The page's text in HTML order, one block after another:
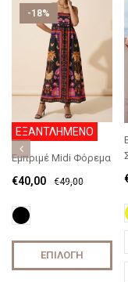
-18%
ΕΞΑΝΤΛΗΜΕΝΟ
Εμπριμέ Midi Φόρεμα
€49,00
€40,00
ΕΠΙΛΟΓΉ